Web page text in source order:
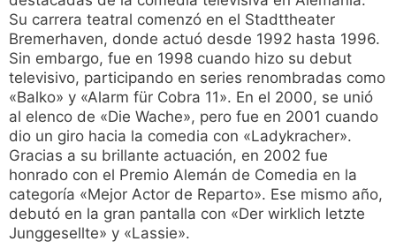
Su carrera teatral comenzó en el Stadttheater
Bremerhaven, donde actuó desde 1992 hasta 1996.
Sin embargo, fue en 1998 cuando hizo su debut
televisivo, participando en series renombradas como
«Balko» y «Alarm für Cobra 11». En el 2000, se unió
al elenco de «Die Wache», pero fue en 2001 cuando
dio un giro hacia la comedia con «Ladykracher».
Gracias a su brillante actuación, en 2002 fue
honrado con el Premio Alemán de Comedia en la
categoría «Mejor Actor de Reparto». Ese mismo año,
debutó en la gran pantalla con «Der wirklich letzte
Junggesellte» y «Lassie».